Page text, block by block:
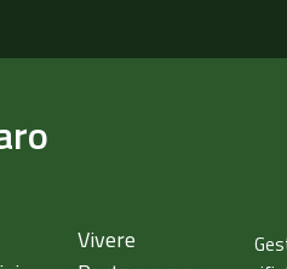
Vivere